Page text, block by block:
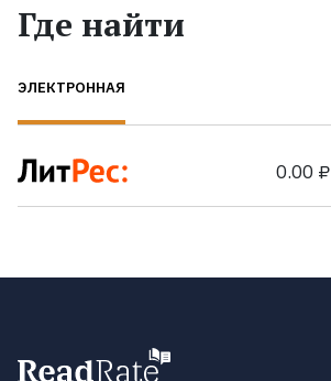
Где найти
ЭЛЕКТРОННАЯ
0.00 ₽